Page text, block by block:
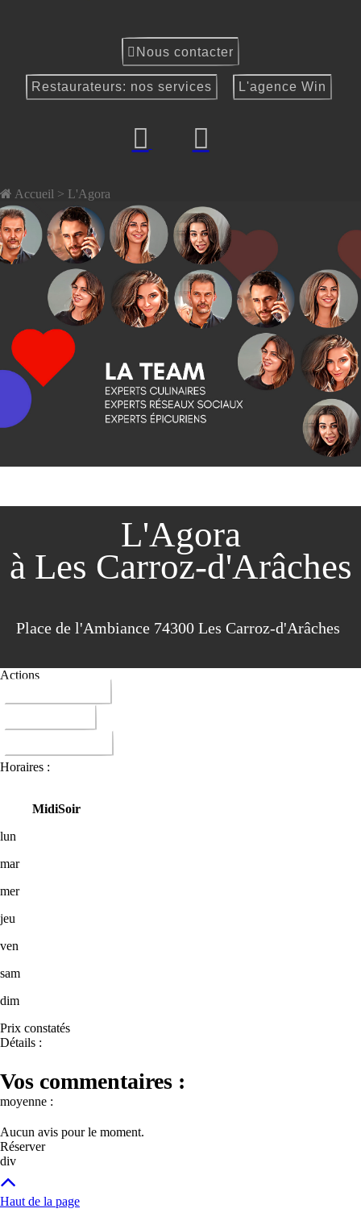
Nous contacter
Restaurateurs: nos services L'agence Win
Accueil > L'Agora
L'Agora
à Les Carroz-d'Arâches
Place de l'Ambiance 74300 Les Carroz-d'Arâches
Actions
Horaires :
MidiSoir
lun
mar
mer
jeu
ven
sam
dim
Prix constatés
Détails :
Vos commentaires :
moyenne :
Aucun avis pour le moment.
Réserver
div
Haut de la page